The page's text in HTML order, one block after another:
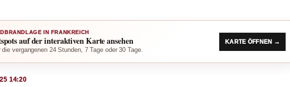
IN FRANKREICH
auf der interaktiven Karte ansehen
vergangenen 24 Stunden, 7 Tage oder 30 Tage.
KARTE ÖFFNEN →
14:20